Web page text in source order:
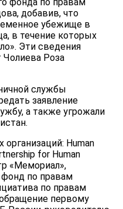
фонда по правам
добавив, что
убежище в
в течение которых
Эти сведения
Чолиева Роза
службы
заявление
а также угрожали
Human
for Human
«Мемориал»,
по правам
по правам
первому